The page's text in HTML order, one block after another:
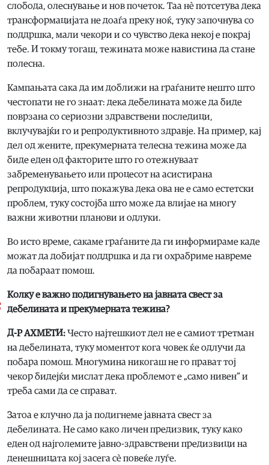
слобода, олеснување и нов почеток. Таа нè потсетува дека
трансформацијата не доаѓа преку ноќ, туку започнува со
поддршка, мали чекори и со чувство дека некој е покрај
тебе. И токму тогаш, тежината може навистина да стане
полесна.
Кампањата сака да им доближи на граѓаните нешто што
честопати не го знаат: дека дебелината може да биде
поврзана со сериозни здравствени последици,
вклучувајќи го и репродуктивното здравје. На пример, кај
дел од жените, прекумерната телесна тежина може да
биде еден од факторите што го отежнуваат
забременувањето или процесот на асистирана
репродукција, што покажува дека ова не е само естетски
проблем, туку состојба што може да влијае на многу
важни животни планови и одлуки.
Во исто време, сакаме граѓаните да ги информираме каде
можат да добијат поддршка и да ги охрабриме навреме
да побараат помош.
Колку е важно подигнувањето на јавната свест за
дебелината и прекумерната тежина?
Д-Р АХМЕТИ:Често најтешкиот дел не е самиот третман
на дебелината, туку моментот кога човек ќе одлучи да
побара помош. Многумина никогаш не го прават тој
чекор бидејќи мислат дека проблемот е „само нивен“ и
треба сами да се справат.
Затоа е клучно да ја подигнеме јавната свест за
дебелината. Не само како личен предизвик, туку како
еден од најголемите јавно-здравствени предизвици на
денешницата кој засега сè повеќе луѓе.